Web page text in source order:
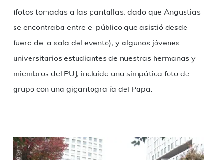
(fotos tomadas a las pantallas, dado que Angustias
se encontraba entre el público que asistió desde
fuera de la sala del evento), y algunos jóvenes
universitarios estudiantes de nuestras hermanas y
miembros del PUJ, incluida una simpática foto de
grupo con una gigantografía del Papa.